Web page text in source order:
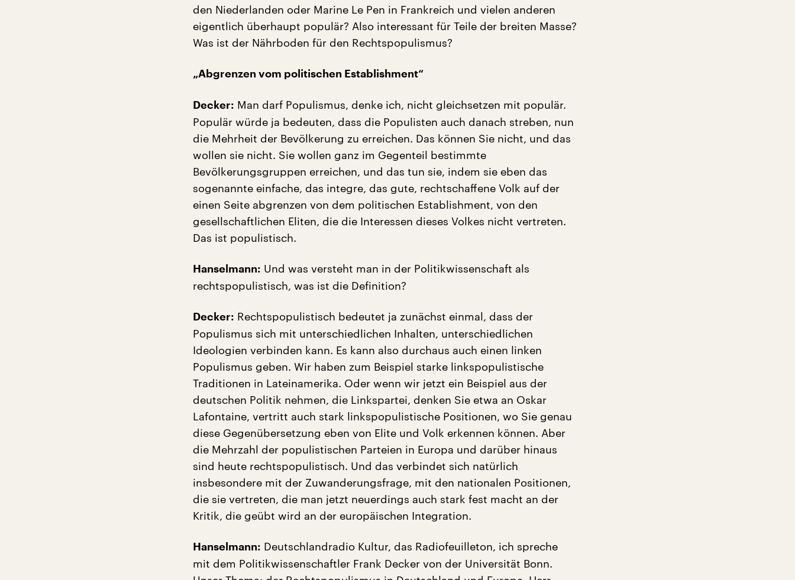
den Niederlanden oder Marine Le Pen in Frankreich und vielen anderen
eigentlich überhaupt populär? Also interessant für Teile der breiten Masse?
Was ist der Nährboden für den Rechtspopulismus?
„Abgrenzen vom politischen Establishment“
Decker: Man darf Populismus, denke ich, nicht gleichsetzen mit populär.
Populär würde ja bedeuten, dass die Populisten auch danach streben, nun
die Mehrheit der Bevölkerung zu erreichen. Das können Sie nicht, und das
wollen sie nicht. Sie wollen ganz im Gegenteil bestimmte
Bevölkerungsgruppen erreichen, und das tun sie, indem sie eben das
sogenannte einfache, das integre, das gute, rechtschaffene Volk auf der
einen Seite abgrenzen von dem politischen Establishment, von den
gesellschaftlichen Eliten, die die Interessen dieses Volkes nicht vertreten.
Das ist populistisch.
Hanselmann: Und was versteht man in der Politikwissenschaft als
rechtspopulistisch, was ist die Definition?
Decker: Rechtspopulistisch bedeutet ja zunächst einmal, dass der
Populismus sich mit unterschiedlichen Inhalten, unterschiedlichen
Ideologien verbinden kann. Es kann also durchaus auch einen linken
Populismus geben. Wir haben zum Beispiel starke linkspopulistische
Traditionen in Lateinamerika. Oder wenn wir jetzt ein Beispiel aus der
deutschen Politik nehmen, die Linkspartei, denken Sie etwa an Oskar
Lafontaine, vertritt auch stark linkspopulistische Positionen, wo Sie genau
diese Gegenübersetzung eben von Elite und Volk erkennen können. Aber
die Mehrzahl der populistischen Parteien in Europa und darüber hinaus
sind heute rechtspopulistisch. Und das verbindet sich natürlich
insbesondere mit der Zuwanderungsfrage, mit den nationalen Positionen,
die sie vertreten, die man jetzt neuerdings auch stark fest macht an der
Kritik, die geübt wird an der europäischen Integration.
Hanselmann: Deutschlandradio Kultur, das Radiofeuilleton, ich spreche
mit dem Politikwissenschaftler Frank Decker von der Universität Bonn.